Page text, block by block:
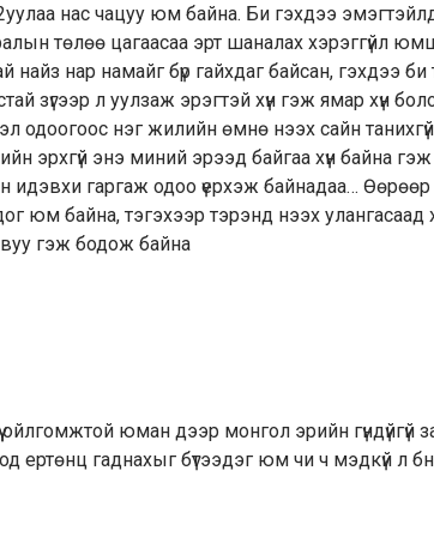
нас чацуу юм байна. Би гэхдээ
төлөө цагаасаа эрт шаналах хэрэггүйл
найз нар намайг бүр гайхдаг байсан, гэхдээ
зүгээр л уулзаж эрэгтэй хүн гэж ямар хүн
одоогоос нэг жилийн өмнө нээх сайн
эрхгүй энэ миний эрээд байгаа хүн байна
гаргаж одоо үерхэж байнадаа…
юм байна, тэгэхээр тэрэнд нээх улангасаад
гэж бодож байна
ойлгомжтой юман дээр монгол эрийн гүндүйгүй
ертөнц гаднахыг бүтээдэг юм чи ч мэдкүй л